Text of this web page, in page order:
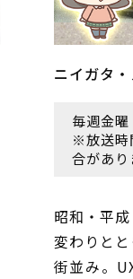
ニイガタ
毎週金
※放送時
合があり
昭和・平
変わりと
街並み。